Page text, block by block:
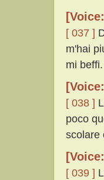
[ 037 ]
m'hai
mi
[ 038 ]
poco
scolare
[ 039 ]